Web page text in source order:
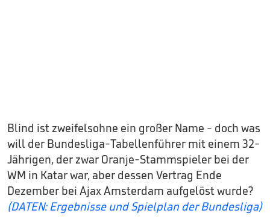
Blind ist zweifelsohne ein großer Name - doch was
will der Bundesliga-Tabellenführer mit einem 32-
Jährigen, der zwar Oranje-Stammspieler bei der
WM in Katar war, aber dessen Vertrag Ende
Dezember bei Ajax Amsterdam aufgelöst wurde?
(DATEN: Ergebnisse und Spielplan der Bundesliga)